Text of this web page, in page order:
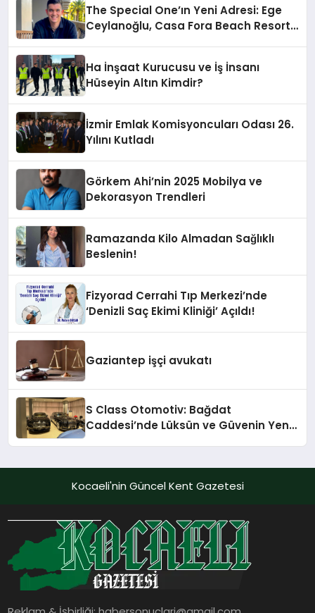
The Special One’ın Yeni Adresi: Ege
Ceylanoğlu, Casa Fora Beach Resort
Ha İnşaat Kurucusu ve İş İnsanı
Hüseyin Altın Kimdir?
İzmir Emlak Komisyoncuları Odası 26.
Yılını Kutladı
Görkem Ahi’nin 2025 Mobilya ve
Dekorasyon Trendleri
Ramazanda Kilo Almadan Sağlıklı
Beslenin!
Fizyorad Cerrahi Tıp Merkezi’nde
‘Denizli Saç Ekimi Kliniği’ Açıldı!
Gaziantep işçi avukatı
S Class Otomotiv: Bağdat
Caddesi’nde Lüksün ve Güvenin Yeni
Kocaeli'nin Güncel Kent Gazetesi